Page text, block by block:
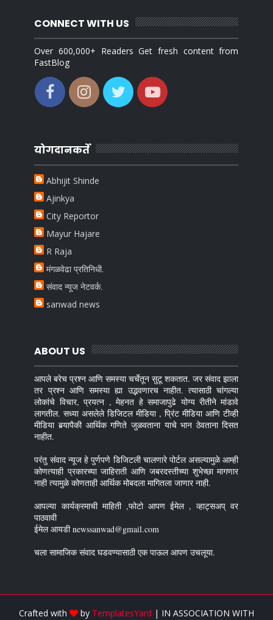
CONNECT WITH US
Over 600,000+ Readers Get fresh content from
FastBlog
योगदानकर्ते
Abhijit Shinde
Ajinkya
City Reportor
Mayur Hajare
R Raja
मंगळवेढा प्रतिनिधी.
संवाद न्यूज नेटवर्क.
sanwad news
ABOUT US
आपले बरेच प्रश्न आणि समस्या चर्चेतून सुटू शकतात. जर संवाद झाला
तर प्रश्न आणि समस्या ह्या उद्भवणारच नाहीत. त्यासाठी चांगल्या
लोकांचे विचार, प्रयत्न , मेहनत हे समाजापुढे योग्य रीतीने मांडावे
लागतील. सध्या असलेले डिजिटल मीडिया , प्रिंट मीडिया आणि टीव्ही
मीडिया बर्‍यापैकी आर्थिक गणिते जुळवताना याचे भान ठेवताना दिसत
नाहीत.
परंतु संवाद न्यूज हे पुर्णपणे डिजिटली चालणारे पोर्टल असल्यामुळे आम्ही
कोणत्याही प्रकारच्या जाहिराती आणि जबरदस्तीच्या शुभेच्छा मागणार
नाही त्यामुळे कोणताही आर्थिक मोबदला मागितला जाणार नाही.
आपल्या कार्यक्रमाची माहिती ,फोटो आपण ईमेल , व्हाट्सअप् वर
पाठवावी
ईमेल आयडी newssanwad@gmail.com
चला सामाजिक संवाद घडवण्यासाठी एक पाऊल आपण उचलूया.
Crafted with by TemplatesYard | IN ASSOCIATION WITH